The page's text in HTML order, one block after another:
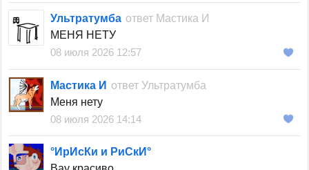
Ультратумба ответ Мастика И
МЕНЯ НЕТУ
08 июля 2026 12:57
Мастика И ответ Ультратумба
Меня нету
08 июля 2026 14:14
°ИрИсКи и РиСкИ°